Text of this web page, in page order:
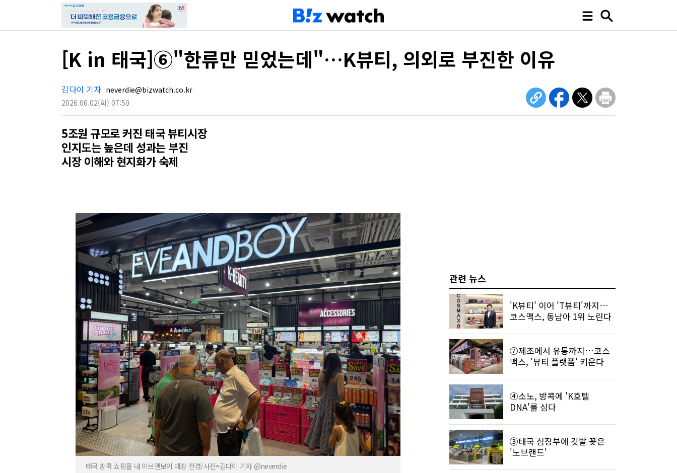
[K in 태국]⑥"한류만 믿었는데"…K뷰티, 의외로 부진한 이유
김다이 기자 neverdie@bizwatch.co.kr
2026.06.02(화) 07:50
5조원 규모로 커진 태국 뷰티시장
인지도는 높은데 성과는 부진
시장 이해와 현지화가 숙제
태국 방콕 쇼핑몰 내 이브앤보이 매장 전경/사진=김다이 기자 @neverdie
관련 뉴스
'K뷰티' 이어 'T뷰티'까지…
코스맥스, 동남아 1위 노린다
⑦제조에서 유통까지…코스
맥스, '뷰티 플랫폼' 키운다
④소노, 방콕에 'K호텔
DNA'를 심다
③태국 심장부에 깃발 꽂은
'노브랜드'